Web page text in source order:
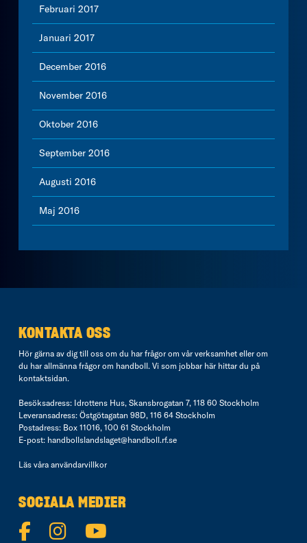
Februari 2017
Januari 2017
December 2016
November 2016
Oktober 2016
September 2016
Augusti 2016
Maj 2016
KONTAKTA OSS
Hör gärna av dig till oss om du har frågor om vår verksamhet eller om
du har allmänna frågor om handboll. Vi som jobbar här hittar du på
kontaktsidan.
Besöksadress: Idrottens Hus, Skansbrogatan 7, 118 60 Stockholm
Leveransadress: Östgötagatan 98D, 116 64 Stockholm
Postadress: Box 11016, 100 61 Stockholm
E-post: handbollslandslaget@handboll.rf.se
Läs våra användarvillkor
SOCIALA MEDIER